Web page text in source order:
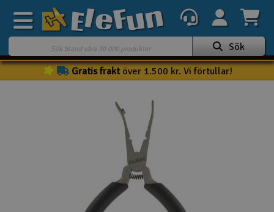
Veckans erbjudande
Batteri & laddare
Sök
Gratis fraktöver 1.500 kr. Vi förtullar!